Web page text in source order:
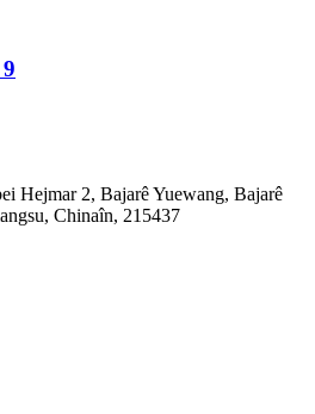
Hejmar 2, Bajarê Yuewang, Bajarê
Chinaîn, 215437